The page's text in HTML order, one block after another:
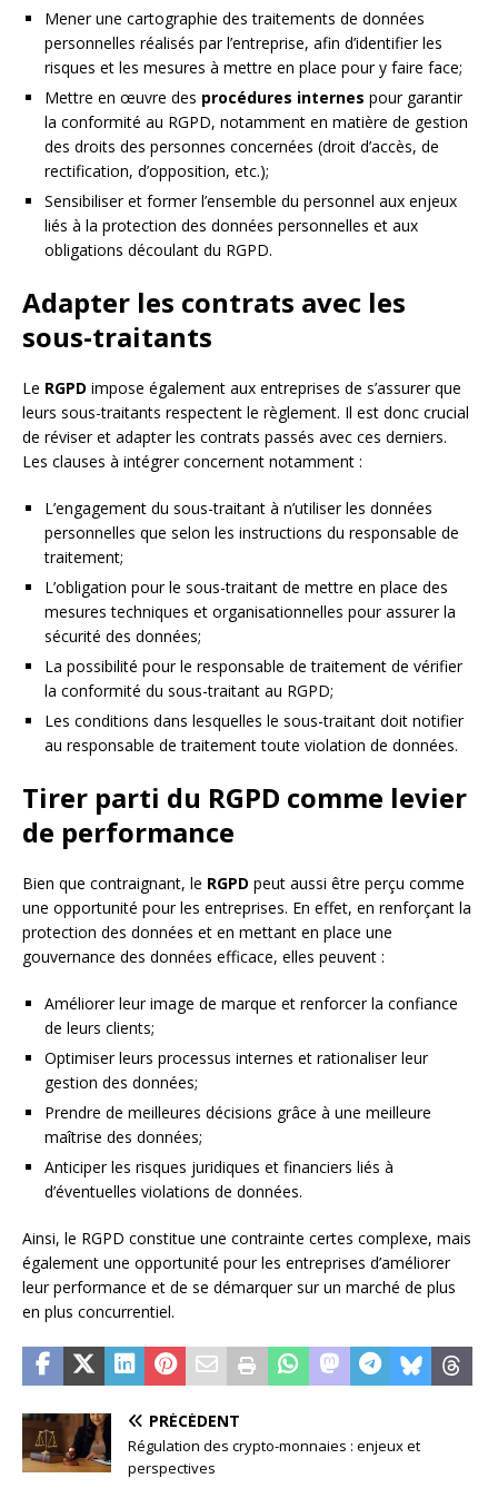
Mener une cartographie des traitements de données
personnelles réalisés par l’entreprise, afin d’identifier les
risques et les mesures à mettre en place pour y faire face;
Mettre en œuvre des procédures internes pour garantir
la conformité au RGPD, notamment en matière de gestion
des droits des personnes concernées (droit d’accès, de
rectification, d’opposition, etc.);
Sensibiliser et former l’ensemble du personnel aux enjeux
liés à la protection des données personnelles et aux
obligations découlant du RGPD.
Adapter les contrats avec les
sous-traitants
Le RGPD impose également aux entreprises de s’assurer que
leurs sous-traitants respectent le règlement. Il est donc crucial
de réviser et adapter les contrats passés avec ces derniers.
Les clauses à intégrer concernent notamment :
L’engagement du sous-traitant à n’utiliser les données
personnelles que selon les instructions du responsable de
traitement;
L’obligation pour le sous-traitant de mettre en place des
mesures techniques et organisationnelles pour assurer la
sécurité des données;
La possibilité pour le responsable de traitement de vérifier
la conformité du sous-traitant au RGPD;
Les conditions dans lesquelles le sous-traitant doit notifier
au responsable de traitement toute violation de données.
Tirer parti du RGPD comme levier
de performance
Bien que contraignant, le RGPD peut aussi être perçu comme
une opportunité pour les entreprises. En effet, en renforçant la
protection des données et en mettant en place une
gouvernance des données efficace, elles peuvent :
Améliorer leur image de marque et renforcer la confiance
de leurs clients;
Optimiser leurs processus internes et rationaliser leur
gestion des données;
Prendre de meilleures décisions grâce à une meilleure
maîtrise des données;
Anticiper les risques juridiques et financiers liés à
d’éventuelles violations de données.
Ainsi, le RGPD constitue une contrainte certes complexe, mais
également une opportunité pour les entreprises d’améliorer
leur performance et de se démarquer sur un marché de plus
en plus concurrentiel.
PRÉCÉDENT
Régulation des crypto-monnaies : enjeux et
perspectives